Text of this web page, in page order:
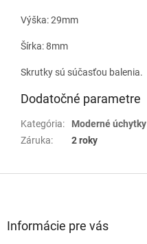
Výška: 29mm
Šírka: 8mm
Skrutky sú súčasťou balenia.
Dodatočné parametre
Kategória:
Moderné úchytky
Záruka: 2 roky
Informácie pre vás